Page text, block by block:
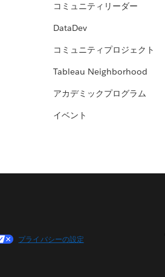
コミュニティリーダー
DataDev
コミュニティプロジェクト
Tableau Neighborhood
アカデミックプログラム
イベント
プライバシーの設定